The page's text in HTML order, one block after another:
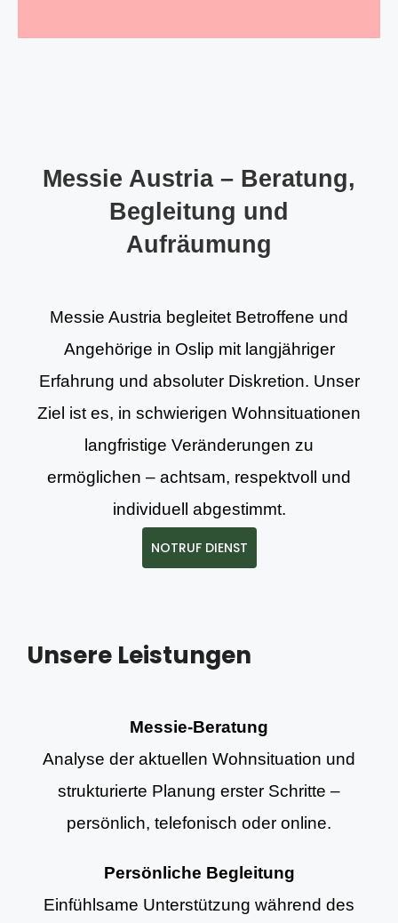
Messie Austria – Beratung,
Begleitung und
Aufräumung
Messie Austria begleitet Betroffene und
Angehörige in Oslip mit langjähriger
Erfahrung und absoluter Diskretion. Unser
Ziel ist es, in schwierigen Wohnsituationen
langfristige Veränderungen zu
ermöglichen – achtsam, respektvoll und
individuell abgestimmt.
NOTRUF DIENST
Unsere Leistungen
Messie-Beratung
Analyse der aktuellen Wohnsituation und
strukturierte Planung erster Schritte –
persönlich, telefonisch oder online.
Persönliche Begleitung
Einfühlsame Unterstützung während des